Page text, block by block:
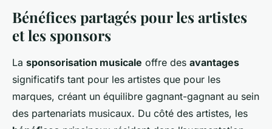
Bénéfices partagés pour les artistes
et les sponsors
La sponsorisation musicale offre des avantages
significatifs tant pour les artistes que pour les
marques, créant un équilibre gagnant-gagnant au sein
des partenariats musicaux. Du côté des artistes, les